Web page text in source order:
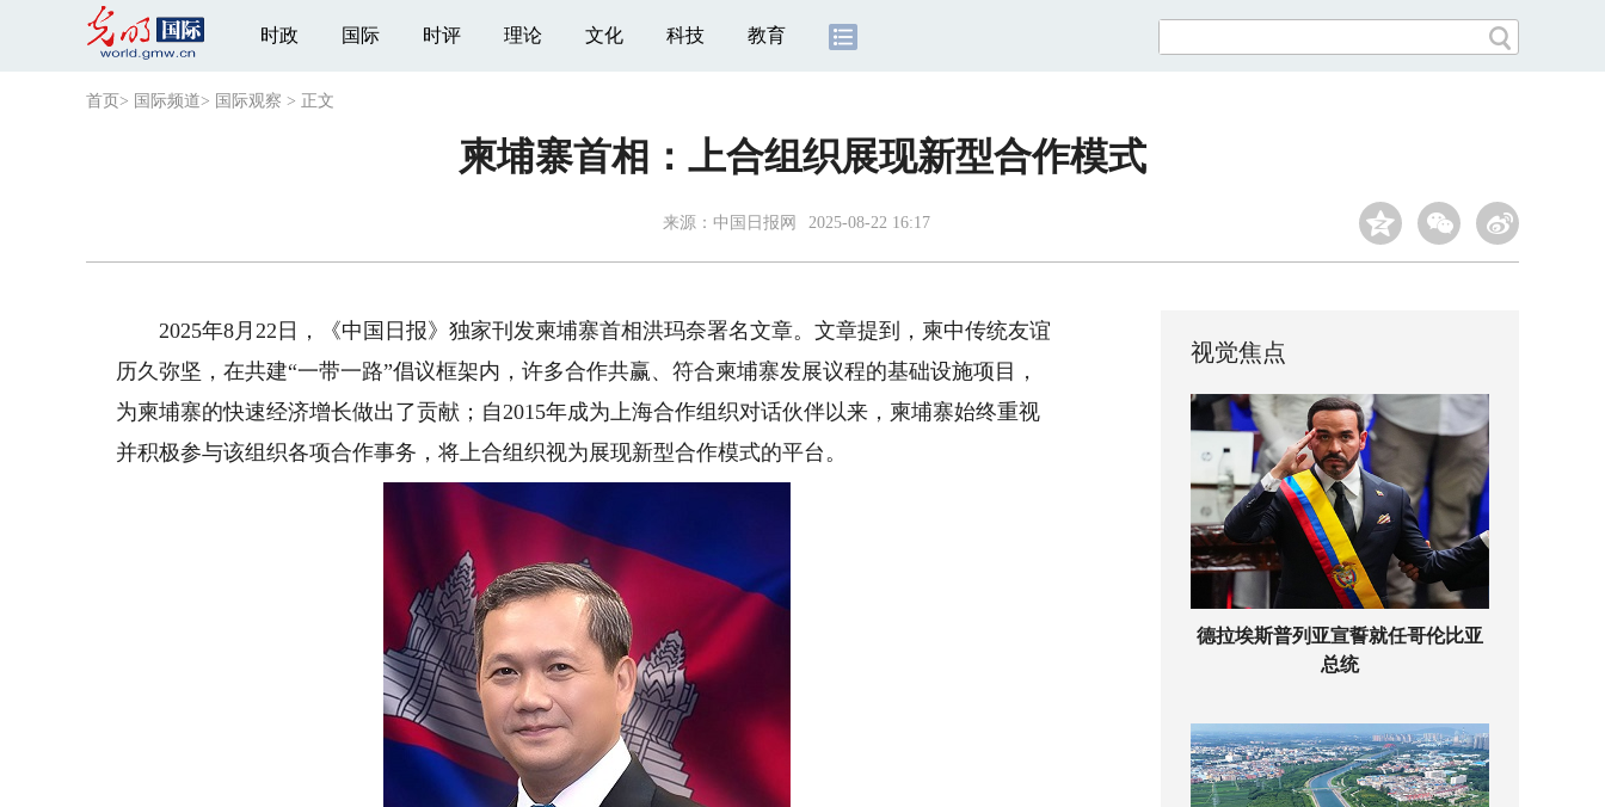
时政 国际 时评 理论 文化 科技 教育
首页 > 国际频道> 国际观察 > 正文
柬埔寨首相：上合组织展现新型合作模式
来源： 中国日报网 2025-08-22 16:17
2025年8月22日，《中国日报》独家刊发柬埔寨首相洪玛奈署名文章。文章提到，柬中传统友谊
历久弥坚，在共建“一带一路”倡议框架内，许多合作共赢、符合柬埔寨发展议程的基础设施项目，
为柬埔寨的快速经济增长做出了贡献；自2015年成为上海合作组织对话伙伴以来，柬埔寨始终重视
并积极参与该组织各项合作事务，将上合组织视为展现新型合作模式的平台。
视觉焦点
德拉埃斯普列亚宣誓就任哥伦比亚
总统